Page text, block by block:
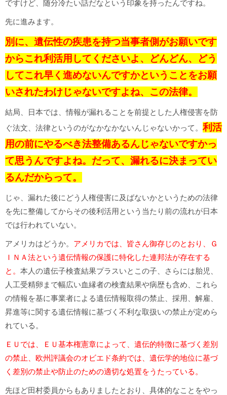
ですけど、随分冷たい話だなという印象を持ったんですね。
先に進みます。
別に、遺伝性の疾患を持つ当事者側がお願いです
からこれ利活用してくださいよ、どんどん、どう
してこれ早く進めないんですかということをお願
いされたわけじゃないですよね、この法律。
結局、日本では、情報が漏れることを前提とした人権侵害を防
ぐ法文、法律というのがなかなかないんじゃないかって。利活
用の前にやるべき法整備あるんじゃないですかっ
て思うんですよね。だって、漏れるに決まってい
るんだからって。
じゃ、漏れた後にどう人権侵害に及ばないかというための法律
を先に整備してからその後利活用という当たり前の流れが日本
では行われていない。
アメリカはどうか。 アメリカでは、皆さん御存じのとおり、Ｇ
ＩＮＡ法という遺伝情報の保護に特化した連邦法が存在する
と。 本人の遺伝子検査結果プラスいとこの子、さらには胎児、
人工受精卵まで幅広い血縁者の検査結果や病歴も含め、これら
の情報を基に事業者による遺伝情報取得の禁止、採用、解雇、
昇進等に関する遺伝情報に基づく不利な取扱いの禁止が定めら
れている。
ＥＵでは、ＥＵ基本権憲章によって、遺伝的特徴に基づく差別
の禁止、欧州評議会のオビエド条約では、遺伝学的地位に基づ
く差別の禁止や防止のための適切な処置をうたっている。
先ほど田村委員からもありましたとおり、具体的なことをやっ